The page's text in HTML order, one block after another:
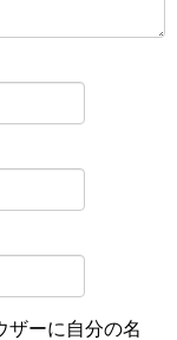
ザーに自分の名